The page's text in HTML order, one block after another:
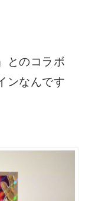
とのコラボ
ンなんです